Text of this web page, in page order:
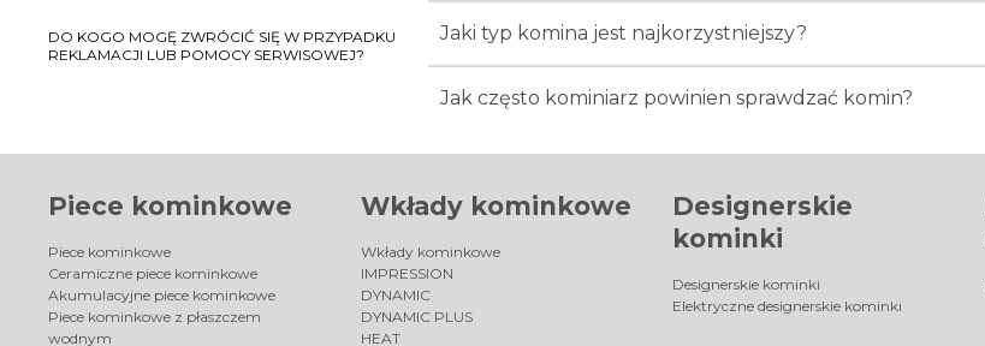
DO KOGO MOGĘ ZWRÓCIĆ SIĘ W PRZYPADKU
REKLAMACJI LUB POMOCY SERWISOWEJ?
Jaki typ komina jest najkorzystniejszy?
Jak często kominiarz powinien sprawdzać komin?
Piece kominkowe
Piece kominkowe
Ceramiczne piece kominkowe
Akumulacyjne piece kominkowe
Piece kominkowe z płaszczem
wodnym
Wkłady kominkowe
Wkłady kominkowe
IMPRESSION
DYNAMIC
DYNAMIC PLUS
HEAT
Designerskie
kominki
Designerskie kominki
Elektryczne designerskie kominki